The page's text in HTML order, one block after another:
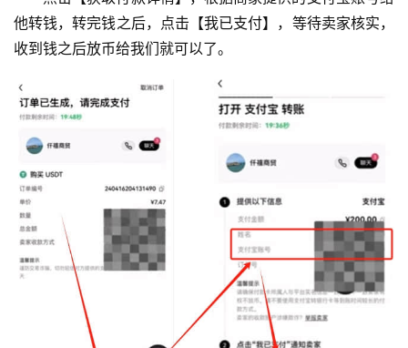
他转钱，转完钱之后，点击【我已支付】，等待卖家核实，
收到钱之后放币给我们就可以了。